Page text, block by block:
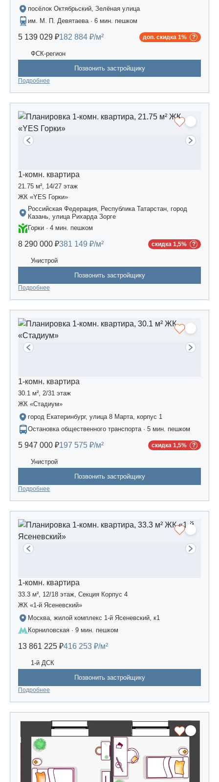
посёлок Октябрьский, Зелёная улица
им. М. П. Девятаева · 6 мин. пешком
5 139 029 ₽182 884 ₽/м² доп. скидка 1%
ФСК-регион
Позвонить застройщику
Подробнее
1-комн. квартира
21.75 м², 14/27 этаж
ЖК «YES Горки»
Российская Федерация, Республика Татарстан, город
Казань, улица Рихарда Зорге
Горки · 4 мин. пешком
8 290 000 ₽381 149 ₽/м² скидка 1,5%
Унистрой
Позвонить застройщику
Подробнее
1-комн. квартира
30.1 м², 2/31 этаж
ЖК «Стадиум»
город Екатеринбург, улица 8 Марта, корпус 1
Остановка общественного транспорта · 5 мин. пешком
5 947 000 ₽197 575 ₽/м² скидка 1,5%
Унистрой
Позвонить застройщику
Подробнее
1-комн. квартира
33.3 м², 12/18 этаж, Секция Корпус 4
ЖК «1-й Ясеневский»
Москва, жилой комплекс 1-й Ясеневский, к1
Корниловская · 9 мин. пешком
13 861 225 ₽416 253 ₽/м²
1-й ДСК
Позвонить застройщику
Подробнее